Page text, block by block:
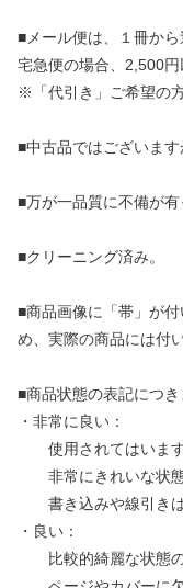
■メール便は、１冊から
宅急便の場合、2,500円
※「代引き」ご希望の
■中古品ではございます
■万が一品質に不備が有
■クリーニング済み。
■商品画像に「帯」が
め、実際の商品には付
■商品状態の表記につき
・非常に良い：
使用されてはいます
非常にきれいな状態
書き込みや線引きは
・良い：
比較的綺麗な状態の